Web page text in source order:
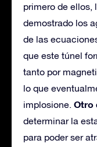
primero de ellos,
demostrado los
de las
que este túnel
tanto por
lo que
implosione. Otro
determinar la
para poder ser